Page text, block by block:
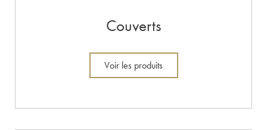
Couverts
Voir les produits